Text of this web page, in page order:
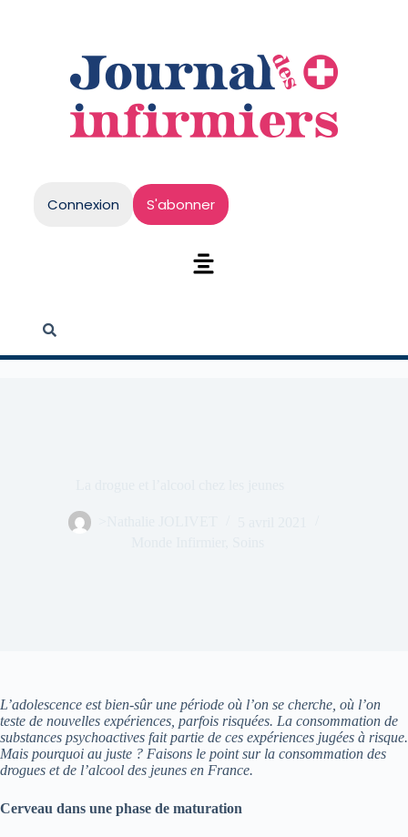
Connexion S'abonner
L’adolescence est bien-sûr une période où l’on se cherche, où l’on
teste de nouvelles expériences, parfois risquées. La consommation de
substances psychoactives fait partie de ces expériences jugées à risque.
Mais pourquoi au juste ? Faisons le point sur la consommation des
drogues et de l’alcool des jeunes en France.
Cerveau dans une phase de maturation